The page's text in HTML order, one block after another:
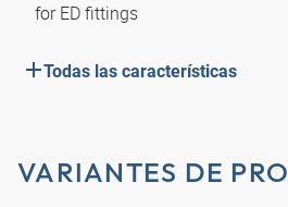
for ED fittings
Todas las características
VARIANTES DE